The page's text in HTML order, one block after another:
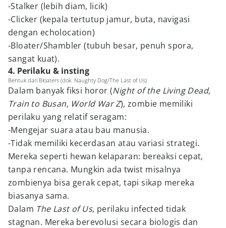
-Stalker (lebih diam, licik)
-Clicker (kepala tertutup jamur, buta, navigasi
dengan echolocation)
-Bloater/Shambler (tubuh besar, penuh spora,
sangat kuat).
4. Perilaku & insting
Bentuk dari Bloaters (dok. Naughty Dog/The Last of Us)
Dalam banyak fiksi horor (Night of the Living Dead,
Train to Busan, World War Z), zombie memiliki
perilaku yang relatif seragam:
-Mengejar suara atau bau manusia.
-Tidak memiliki kecerdasan atau variasi strategi.
Mereka seperti hewan kelaparan: bereaksi cepat,
tanpa rencana. Mungkin ada twist misalnya
zombienya bisa gerak cepat, tapi sikap mereka
biasanya sama.
Dalam The Last of Us, perilaku infected tidak
stagnan. Mereka berevolusi secara biologis dan